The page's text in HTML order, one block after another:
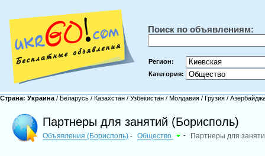
Поиск по объявлениям:
Регион:
Категория:
Страна: Украина / Беларусь / Казахстан / Узбекистан / Молдавия / Грузия /
Партнеры для занятий (Борисполь)
Объявления (Борисполь) - Общество - Партнеры для